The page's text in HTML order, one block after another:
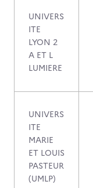
UNIVERS
ITE
LYON 2
A ET L
LUMIERE
UNIVERS
ITE
MARIE
ET LOUIS
PASTEUR
(UMLP)